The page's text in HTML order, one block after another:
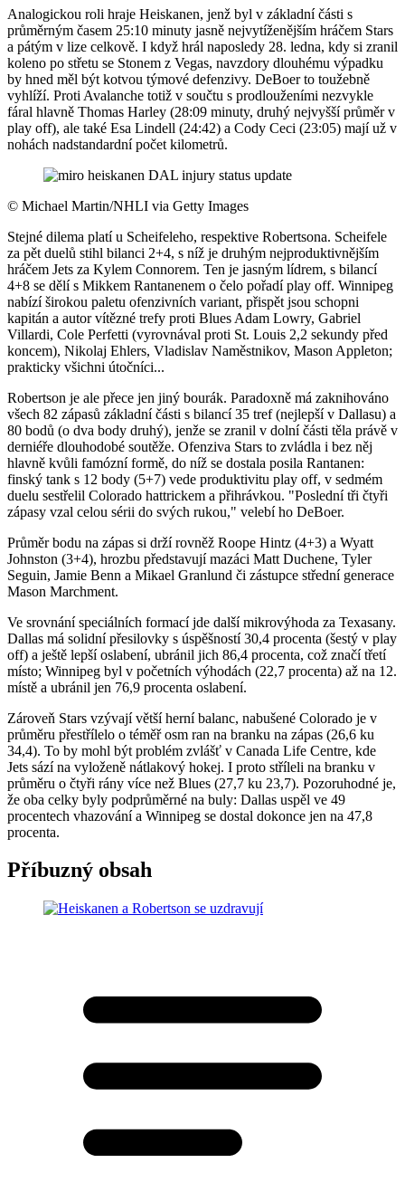
Analogickou roli hraje Heiskanen, jenž byl v základní části s
průměrným časem 25:10 minuty jasně nejvytíženějším hráčem Stars
a pátým v lize celkově. I když hrál naposledy 28. ledna, kdy si zranil
koleno po střetu se Stonem z Vegas, navzdory dlouhému výpadku
by hned měl být kotvou týmové defenzivy. DeBoer to toužebně
vyhlíží. Proti Avalanche totiž v součtu s prodlouženími nezvykle
fáral hlavně Thomas Harley (28:09 minuty, druhý nejvyšší průměr v
play off), ale také Esa Lindell (24:42) a Cody Ceci (23:05) mají už v
nohách nadstandardní počet kilometrů.
© Michael Martin/NHLI via Getty Images
Stejné dilema platí u Scheifeleho, respektive Robertsona. Scheifele
za pět duelů stihl bilanci 2+4, s níž je druhým nejproduktivnějším
hráčem Jets za Kylem Connorem. Ten je jasným lídrem, s bilancí
4+8 se dělí s Mikkem Rantanenem o čelo pořadí play off. Winnipeg
nabízí širokou paletu ofenzivních variant, přispět jsou schopni
kapitán a autor vítězné trefy proti Blues Adam Lowry, Gabriel
Villardi, Cole Perfetti (vyrovnával proti St. Louis 2,2 sekundy před
koncem), Nikolaj Ehlers, Vladislav Naměstnikov, Mason Appleton;
prakticky všichni útočníci...
Robertson je ale přece jen jiný bourák. Paradoxně má zaknihováno
všech 82 zápasů základní části s bilancí 35 tref (nejlepší v Dallasu) a
80 bodů (o dva body druhý), jenže se zranil v dolní části těla právě v
derniéře dlouhodobé soutěže. Ofenziva Stars to zvládla i bez něj
hlavně kvůli famózní formě, do níž se dostala posila Rantanen:
finský tank s 12 body (5+7) vede produktivitu play off, v sedmém
duelu sestřelil Colorado hattrickem a přihrávkou. "Poslední tři čtyři
zápasy vzal celou sérii do svých rukou," velebí ho DeBoer.
Průměr bodu na zápas si drží rovněž Roope Hintz (4+3) a Wyatt
Johnston (3+4), hrozbu představují mazáci Matt Duchene, Tyler
Seguin, Jamie Benn a Mikael Granlund či zástupce střední generace
Mason Marchment.
Ve srovnání speciálních formací jde další mikrovýhoda za Texasany.
Dallas má solidní přesilovky s úspěšností 30,4 procenta (šestý v play
off) a ještě lepší oslabení, ubránil jich 86,4 procenta, což značí třetí
místo; Winnipeg byl v početních výhodách (22,7 procenta) až na 12.
místě a ubránil jen 76,9 procenta oslabení.
Zároveň Stars vzývají větší herní balanc, nabušené Colorado je v
průměru přestřílelo o téměř osm ran na branku na zápas (26,6 ku
34,4). To by mohl být problém zvlášť v Canada Life Centre, kde
Jets sází na vyloženě nátlakový hokej. I proto stříleli na branku v
průměru o čtyři rány více než Blues (27,7 ku 23,7). Pozoruhodné je,
že oba celky byly podprůměrné na buly: Dallas uspěl ve 49
procentech vhazování a Winnipeg se dostal dokonce jen na 47,8
procenta.
Příbuzný obsah